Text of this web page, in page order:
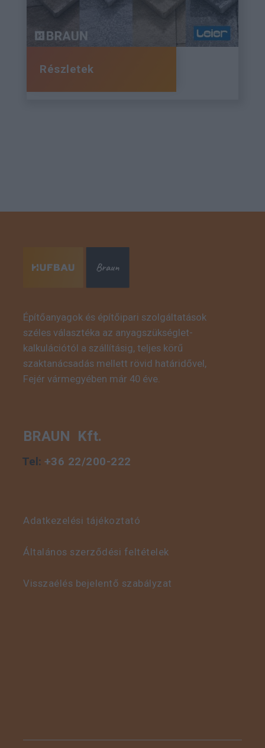
Részletek
Építőanyagok és építőipari szolgáltatások
széles választéka az anyagszükséglet-
kalkulációtól a szállításig, teljes körű
szaktanácsadás mellett rövid határidővel,
Fejér vármegyében már 40 éve.
BRAUN Kft.
Tel: +36 22/200-222
Adatkezelési tájékoztató
Általános szerződési feltételek
Visszaélés bejelentő szabályzat